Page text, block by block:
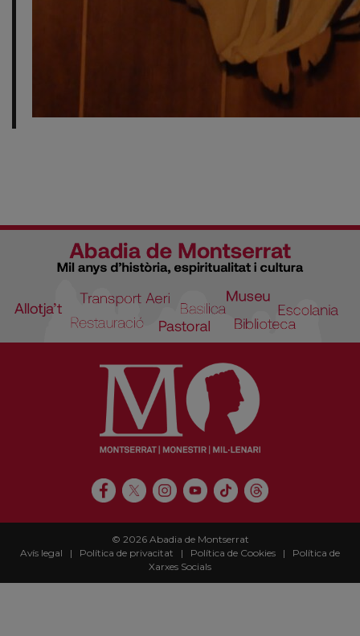
© 2026 Abadia de Montserrat
Avís legal | Política de privacitat | Política de Cookies | Política de
Xarxes Socials